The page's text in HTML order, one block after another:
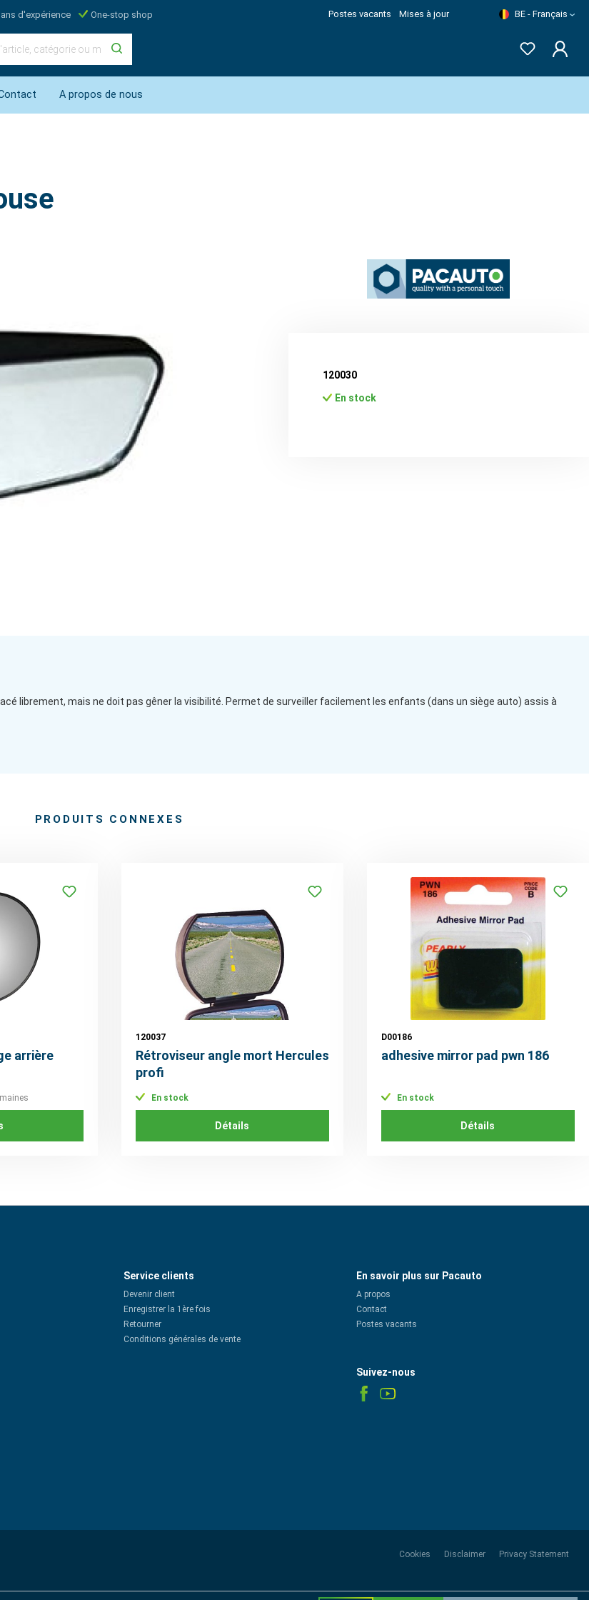
ans d'expérience One-stop shop Postes vacants Mises à jour BE - Français
A propos de nous
120030
En stock
librement, mais ne doit pas gêner la visibilité. Permet de surveiller facilement les enfants (dans un siège auto) assis à
PRODUITS CONNEXES
arrière
120037
Rétroviseur angle mort Hercules
profi
En stock
Détails
D00186
adhesive mirror pad pwn 186
En stock
Détails
Service clients
Devenir client
Enregistrer la 1ère fois
Retourner
Conditions générales de vente
En savoir plus sur Pacauto
A propos
Contact
Postes vacants
Suivez-nous
Cookies Disclaimer Privacy Statement